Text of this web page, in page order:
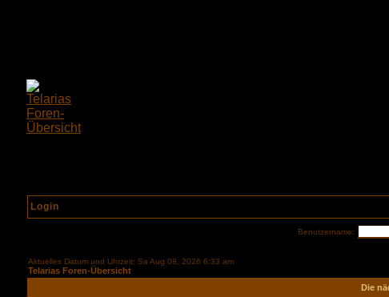
Login
Benutzername:
Aktuelles Datum und Uhrzeit: Sa Aug 08, 2026 6:33 am
Telarias Foren-Übersicht
Die